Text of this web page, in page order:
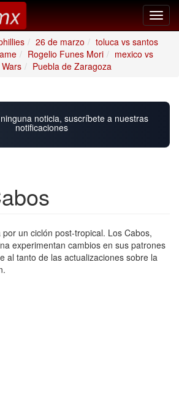
26 de marzo
toluca vs santos
Rogelio Funes Mori
mexico vs
Puebla de Zaragoza
noticia, suscríbete a nuestras
notificaciones
un ciclón post-tropical. Los Cabos,
experimentan cambios en sus patrones
al tanto de las actualizaciones sobre la